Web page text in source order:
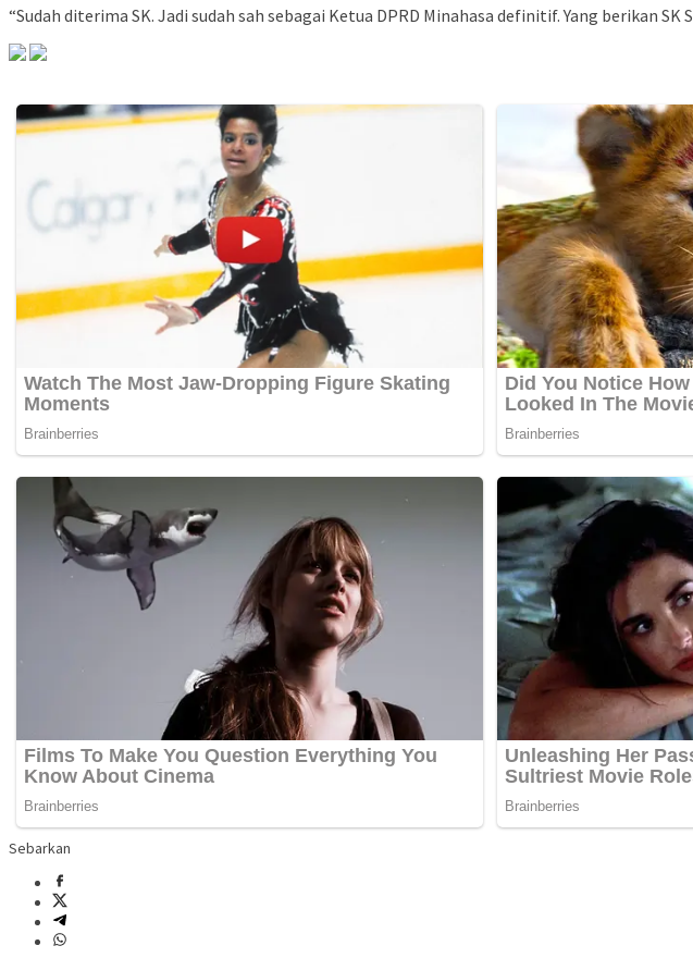
“Sudah diterima SK. Jadi sudah sah sebagai Ketua DPRD Minahasa definitif. Yang berikan SK
Sebarkan